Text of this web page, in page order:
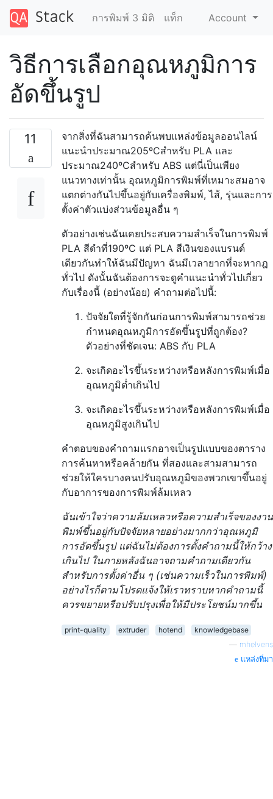
การพิมพ์ 3 มิติ แท็ก Account
วิธีการเลือกอุณหภูมิการ
อัดขึ้นรูป
11
จากสิ่งที่ฉันสามารถค้นพบแหล่งข้อมูลออนไลน์
แนะนำประมาณ205ºCสำหรับ PLA และ
ประมาณ240ºCสำหรับ ABS แต่นี่เป็นเพียง
แนวทางเท่านั้น อุณหภูมิการพิมพ์ที่เหมาะสมอาจ
แตกต่างกันไปขึ้นอยู่กับเครื่องพิมพ์, ไส้, รุ่นและการ
ตั้งค่าตัวแบ่งส่วนข้อมูลอื่น ๆ
ตัวอย่างเช่นฉันเคยประสบความสำเร็จในการพิมพ์
PLA สีดำที่190ºC แต่ PLA สีเงินของแบรนด์
เดียวกันทำให้ฉันมีปัญหา ฉันมีเวลายากที่จะหากฎ
ทั่วไป ดังนั้นฉันต้องการจะดูคำแนะนำทั่วไปเกี่ยว
กับเรื่องนี้ (อย่างน้อย) คำถามต่อไปนี้:
ปัจจัยใดที่รู้จักกันก่อนการพิมพ์สามารถช่วย
กำหนดอุณหภูมิการอัดขึ้นรูปที่ถูกต้อง?
ตัวอย่างที่ชัดเจน: ABS กับ PLA
จะเกิดอะไรขึ้นระหว่างหรือหลังการพิมพ์เมื่อ
อุณหภูมิต่ำเกินไป
จะเกิดอะไรขึ้นระหว่างหรือหลังการพิมพ์เมื่อ
อุณหภูมิสูงเกินไป
คำตอบของคำถามแรกอาจเป็นรูปแบบของตาราง
การค้นหาหรือคล้ายกัน ที่สองและสามสามารถ
ช่วยให้ใครบางคนปรับอุณหภูมิของพวกเขาขึ้นอยู่
กับอาการของการพิมพ์ล้มเหลว
ฉันเข้าใจว่าความล้มเหลวหรือความสำเร็จของงาน
พิมพ์ขึ้นอยู่กับปัจจัยหลายอย่างมากกว่าอุณหภูมิ
การอัดขึ้นรูป แต่ฉันไม่ต้องการตั้งคำถามนี้ให้กว้าง
เกินไป ในภายหลังฉันอาจถามคำถามเดียวกัน
สำหรับการตั้งค่าอื่น ๆ (เช่นความเร็วในการพิมพ์)
อย่างไรก็ตามโปรดแจ้งให้เราทราบหากคำถามนี้
ควรขยายหรือปรับปรุงเพื่อให้มีประโยชน์มากขึ้น
print-quality extruder hotend
knowledgebase
mhelvens
แหล่งที่มา